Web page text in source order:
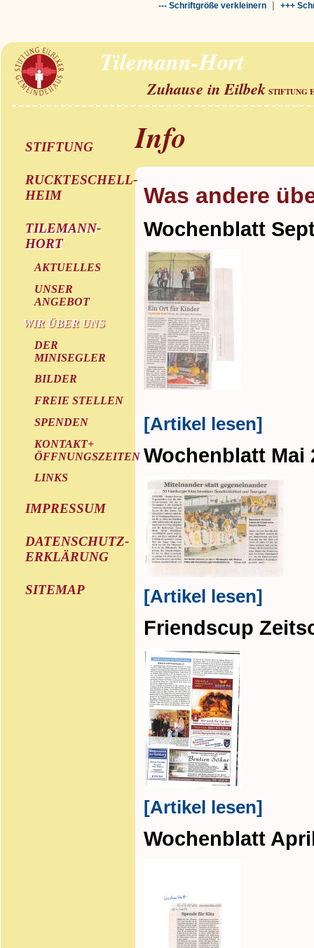
--- Schriftgröße verkleinern| +++
Tilemann-Hort
Zuhause in Eilbek STIFTUNG
STIFTUNG
RUCKTESCHELL-
HEIM
TILEMANN-
HORT
AKTUELLES
UNSER
ANGEBOT
WIR ÜBER UNS
DER
MINISEGLER
BILDER
FREIE STELLEN
SPENDEN
KONTAKT+
ÖFFNUNGSZEITEN
LINKS
IMPRESSUM
DATENSCHUTZ-
ERKLÄRUNG
SITEMAP
Info
Was andere
Wochenblatt
[Artikel lesen]
Wochenblatt Mai
[Artikel lesen]
Friendscup
[Artikel lesen]
Wochenblatt